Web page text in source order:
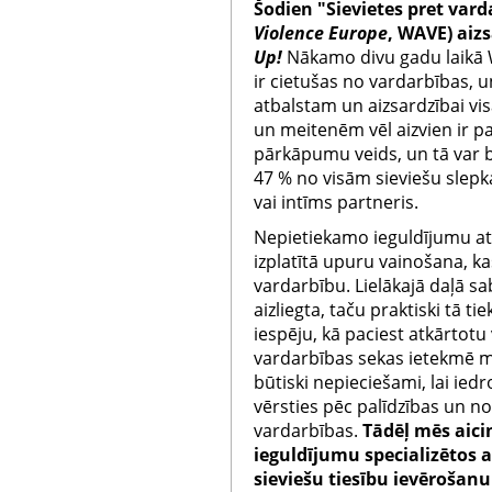
Šodien "Sievietes pret
Violence Europe, WAVE)
Up! Nākamo divu gadu laikā
ir cietušas no vardarbības,
atbalstam un aizsardzībai
un meitenēm vēl aizvien ir
pārkāpumu veids, un tā var
47 % no visām sieviešu
vai intīms partneris.
Nepietiekamo ieguldījumu
izplatītā upuru vainošana,
vardarbību. Lielākajā daļā
aizliegta, taču praktiski tā
iespēju, kā paciest
vardarbības sekas ietekmē
būtiski nepieciešami, lai
vērsties pēc palīdzības un
vardarbības. Tādēļ mēs
ieguldījumu specializētos
sieviešu tiesību